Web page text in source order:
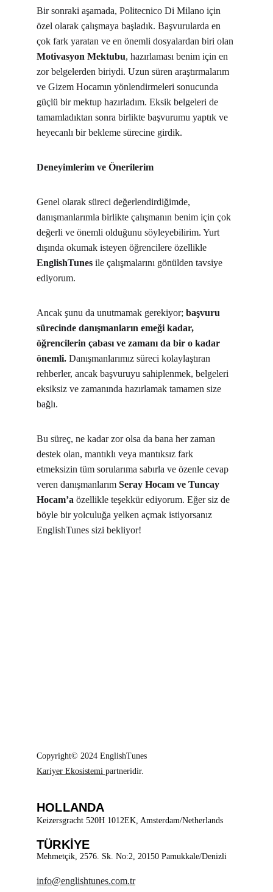
Bir sonraki aşamada, Politecnico Di Milano için
özel olarak çalışmaya başladık. Başvurularda en
çok fark yaratan ve en önemli dosyalardan biri olan
Motivasyon Mektubu, hazırlaması benim için en
zor belgelerden biriydi. Uzun süren araştırmalarım
ve Gizem Hocamın yönlendirmeleri sonucunda
güçlü bir mektup hazırladım. Eksik belgeleri de
tamamladıktan sonra birlikte başvurumu yaptık ve
heyecanlı bir bekleme sürecine girdik.
Deneyimlerim ve Önerilerim
Genel olarak süreci değerlendirdiğimde,
danışmanlarımla birlikte çalışmanın benim için çok
değerli ve önemli olduğunu söyleyebilirim. Yurt
dışında okumak isteyen öğrencilere özellikle
EnglishTunes ile çalışmalarını gönülden tavsiye
ediyorum.
Ancak şunu da unutmamak gerekiyor; başvuru
sürecinde danışmanların emeği kadar,
öğrencilerin çabası ve zamanı da bir o kadar
önemli. Danışmanlarımız süreci kolaylaştıran
rehberler, ancak başvuruyu sahiplenmek, belgeleri
eksiksiz ve zamanında hazırlamak tamamen size
bağlı.
Bu süreç, ne kadar zor olsa da bana her zaman
destek olan, mantıklı veya mantıksız fark
etmeksizin tüm sorularıma sabırla ve özenle cevap
veren danışmanlarım Seray Hocam ve Tuncay
Hocam’a özellikle teşekkür ediyorum. Eğer siz de
böyle bir yolculuğa yelken açmak istiyorsanız
EnglishTunes sizi bekliyor!
HOLLANDA
Keizersgracht 520H 1012EK, Amsterdam/Netherlands
info@englishtunes.com.tr
Copyright© 2024 EnglishTunes
TÜRKİYE
Mehmetçik, 2576. Sk. No:2, 20150 Pamukkale/Denizli
Kariyer Ekosistemi partneridir.